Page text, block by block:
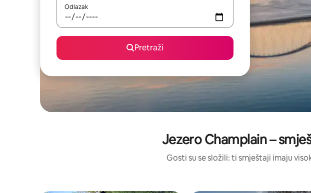
Odlazak
Pretraži
Jezero Champlain –
Gosti su se složili: ti smještaji imaju